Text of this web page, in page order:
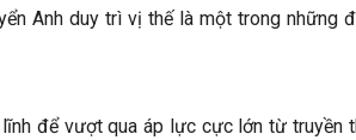
Anh duy trì vị thế là một trong những
để vượt qua áp lực cực lớn từ truyền